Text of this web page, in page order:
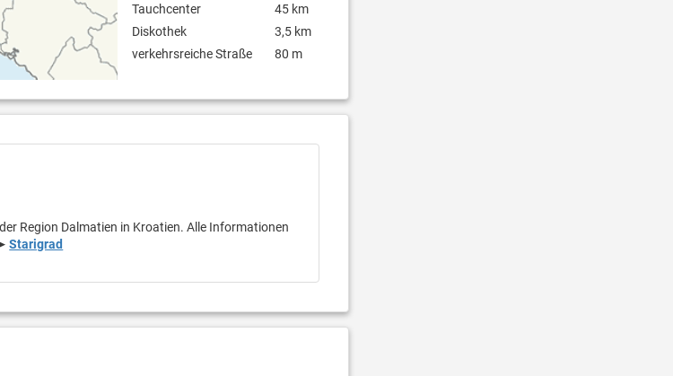
Tauchcenter
45 km
Diskothek
3,5 km
verkehrsreiche Straße
80 m
Region Dalmatien in Kroatien. Alle Informationen
➤Starigrad